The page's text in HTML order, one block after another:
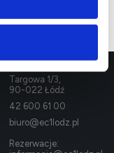
Targowa 1/3,
90-022 Łódź
42 600 61 00
biuro@ec1lodz.pl
Rezerwacje: